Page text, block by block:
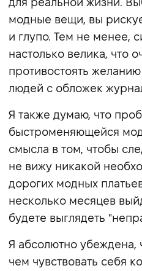
модные вещи, вы
и глупо. Тем не менее,
настолько велика, что
противостоять
людей с обложек
Я также думаю, что
быстроменяющейся
смысла в том, чтобы
не вижу никакой
дорогих модных
несколько месяцев
будете выглядеть
Я абсолютно убеждена,
чем чувствовать себя